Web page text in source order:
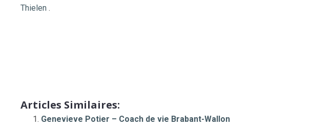
Thielen .
Articles Similaires:
Genevieve Potier – Coach de vie Brabant-Wallon